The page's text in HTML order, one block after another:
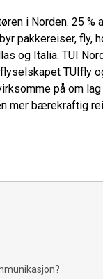
i Norden. 25
pakkereiser, fly,
og Italia. TUI
TUIfly
på om
mer bærekraftig